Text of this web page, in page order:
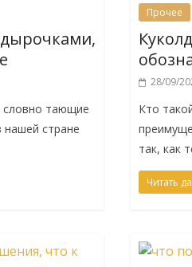
словно тающие
нашей стране
Прочее
28/09/
Кто
так, как
Читать